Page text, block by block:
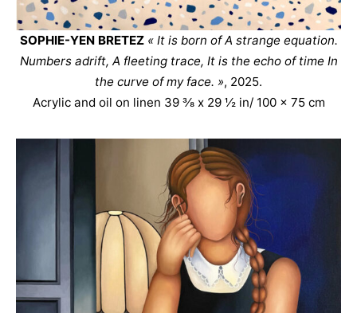
SOPHIE-YEN BRETEZ « It is born of A strange equation.
Numbers adrift, A fleeting trace, It is the echo of time In
the curve of my face. », 2025.
Acrylic and oil on linen 39 ⅜ x 29 ½ in/ 100 x 75 cm